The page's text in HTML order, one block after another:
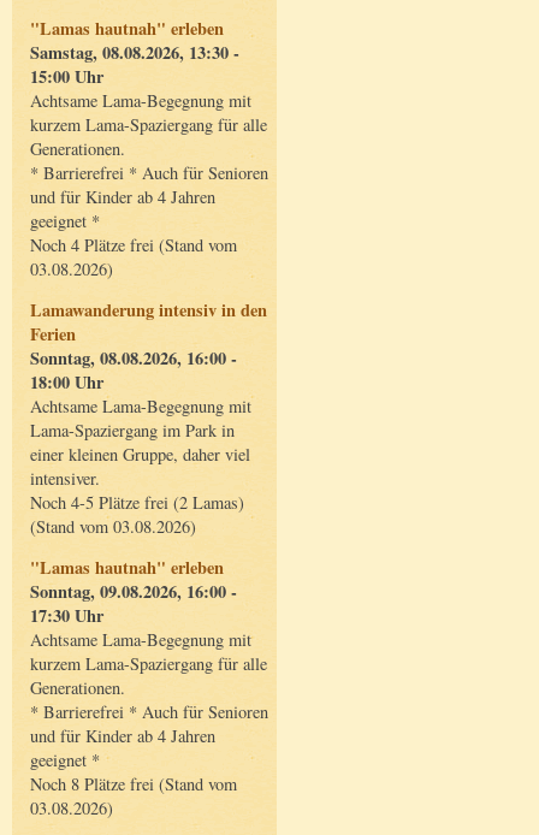
"Lamas hautnah" erleben
Samstag, 08.08.2026, 13:30 -
15:00 Uhr
Achtsame Lama-Begegnung mit
kurzem Lama-Spaziergang für alle
Generationen.
* Barrierefrei * Auch für Senioren
und für Kinder ab 4 Jahren
geeignet *
Noch 4 Plätze frei (Stand vom
03.08.2026)
Lamawanderung intensiv in den
Ferien
Sonntag, 08.08.2026, 16:00 -
18:00 Uhr
Achtsame Lama-Begegnung mit
Lama-Spaziergang im Park in
einer kleinen Gruppe, daher viel
intensiver.
Noch 4-5 Plätze frei (2 Lamas)
(Stand vom 03.08.2026)
"Lamas hautnah" erleben
Sonntag, 09.08.2026, 16:00 -
17:30 Uhr
Achtsame Lama-Begegnung mit
kurzem Lama-Spaziergang für alle
Generationen.
* Barrierefrei * Auch für Senioren
und für Kinder ab 4 Jahren
geeignet *
Noch 8 Plätze frei (Stand vom
03.08.2026)